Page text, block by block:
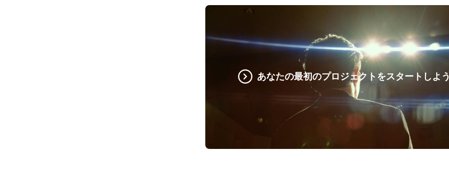
あなたの最初のプロジェクトをスタートしよう